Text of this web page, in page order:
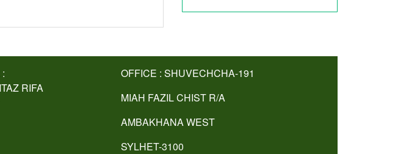
RIFA
OFFICE : SHUVECHCHA-191
MIAH FAZIL CHIST R/A
AMBAKHANA WEST
SYLHET-3100